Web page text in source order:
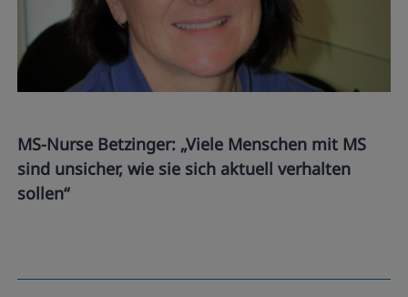
MS-Nurse Betzinger: „Viele Menschen mit MS
sind unsicher, wie sie sich aktuell verhalten
sollen“